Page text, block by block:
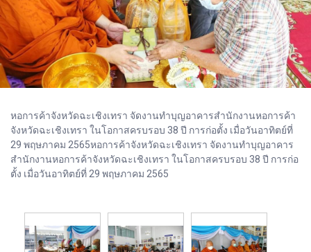
หอการค้าจังหวัดฉะเชิงเทรา จัดงานทำบุญอาคารสำนักงานหอการค้า
จังหวัดฉะเชิงเทรา ในโอกาสครบรอบ 38 ปี การก่อตั้ง เมื่อวันอาทิตย์ที่
29 พฤษภาคม 2565หอการค้าจังหวัดฉะเชิงเทรา จัดงานทำบุญอาคาร
สำนักงานหอการค้าจังหวัดฉะเชิงเทรา ในโอกาสครบรอบ 38 ปี การก่อ
ตั้ง เมื่อวันอาทิตย์ที่ 29 พฤษภาคม 2565